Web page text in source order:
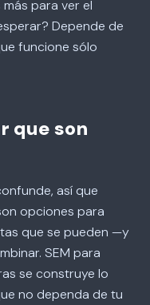
para ver el
Depende de
funcione sólo
que son
así que
opciones para
que se pueden —y
SEM para
se construye lo
no dependa de tu